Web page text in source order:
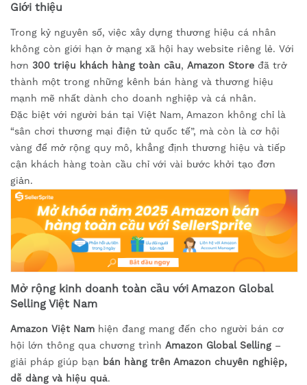
Giới thiệu
Trong kỷ nguyên số, việc xây dựng thương hiệu cá nhân
không còn giới hạn ở mạng xã hội hay website riêng lẻ. Với
hơn 300 triệu khách hàng toàn cầu, Amazon Store đã trở
thành một trong những kênh bán hàng và thương hiệu
mạnh mẽ nhất dành cho doanh nghiệp và cá nhân.
Đặc biệt với người bán tại Việt Nam, Amazon không chỉ là
“sân chơi thương mại điện tử quốc tế”, mà còn là cơ hội
vàng để mở rộng quy mô, khẳng định thương hiệu và tiếp
cận khách hàng toàn cầu chỉ với vài bước khởi tạo đơn
giản.
Mở rộng kinh doanh toàn cầu với Amazon Global
Selling Việt Nam
Amazon Việt Nam hiện đang mang đến cho người bán cơ
hội lớn thông qua chương trình Amazon Global Selling –
giải pháp giúp bạn bán hàng trên Amazon chuyên nghiệp,
dễ dàng và hiệu quả.